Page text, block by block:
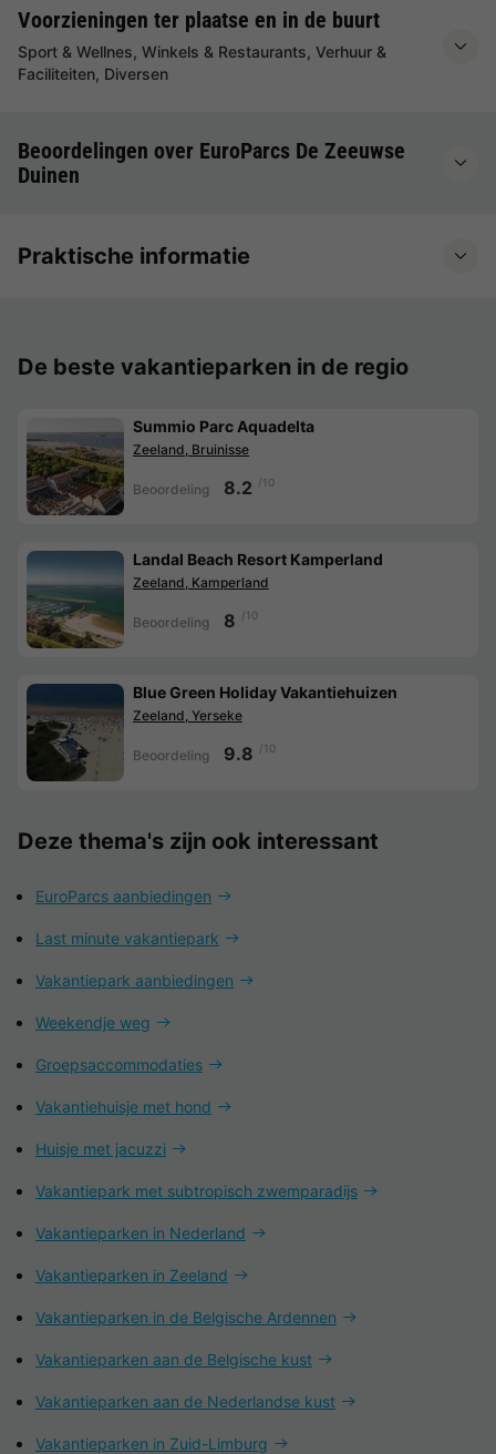
Voorzieningen ter plaatse en in de buurt
Sport & Wellnes, Winkels & Restaurants, Verhuur &
Faciliteiten, Diversen
Beoordelingen over EuroParcs De Zeeuwse
Duinen
Praktische informatie
De beste vakantieparken in de regio
Summio Parc Aquadelta
Zeeland, Bruinisse
Beoordeling 8.2 /10
Landal Beach Resort Kamperland
Zeeland, Kamperland
Beoordeling 8 /10
Blue Green Holiday Vakantiehuizen
Zeeland, Yerseke
Beoordeling 9.8 /10
Deze thema's zijn ook interessant
EuroParcs aanbiedingen
Last minute vakantiepark
Vakantiepark aanbiedingen
Weekendje weg
Groepsaccommodaties
Vakantiehuisje met hond
Huisje met jacuzzi
Vakantiepark met subtropisch zwemparadijs
Vakantieparken in Nederland
Vakantieparken in Zeeland
Vakantieparken in de Belgische Ardennen
Vakantieparken aan de Belgische kust
Vakantieparken aan de Nederlandse kust
Vakantieparken in Zuid-Limburg